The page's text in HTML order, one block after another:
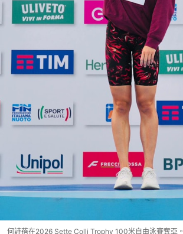
何詩蓓在2026 Sette Colli Trophy 100米自由泳賽奪亞。